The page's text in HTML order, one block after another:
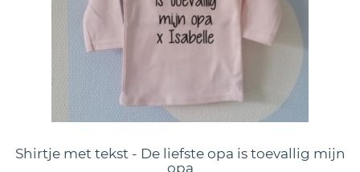
Shirtje met tekst - De liefste opa is toevallig mijn
opa